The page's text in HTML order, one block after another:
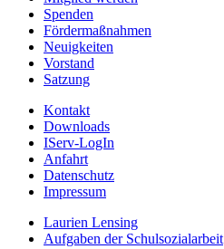
Spenden
Fördermaßnahmen
Neuigkeiten
Vorstand
Satzung
Kontakt
Downloads
IServ-LogIn
Anfahrt
Datenschutz
Impressum
Laurien Lensing
Aufgaben der Schulsozialarbeit